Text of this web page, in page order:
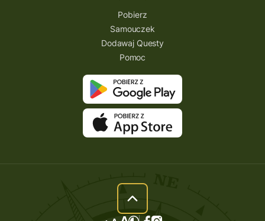
Pobierz
Samouczek
Dodawaj Questy
Pomoc